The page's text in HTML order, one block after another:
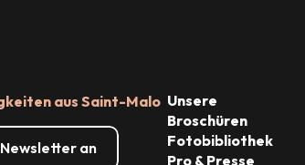
aus Saint-Malo
an
Unsere
Broschüren
Fotobibliothek
Pro & Presse